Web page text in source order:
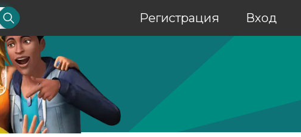
Регистрация Вход